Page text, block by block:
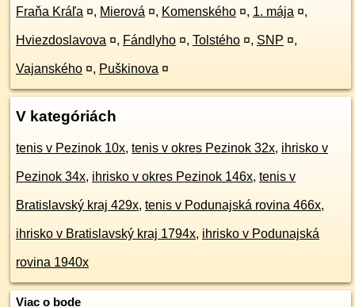
Fraňa Kráľa ¤, Mierová ¤, Komenského ¤, 1. mája ¤,
Hviezdoslavova ¤, Fándlyho ¤, Tolstého ¤, SNP ¤,
Vajanského ¤, Puškinova ¤
V kategóriách
tenis v Pezinok 10x, tenis v okres Pezinok 32x, ihrisko v
Pezinok 34x, ihrisko v okres Pezinok 146x, tenis v
Bratislavský kraj 429x, tenis v Podunajská rovina 466x,
ihrisko v Bratislavský kraj 1794x, ihrisko v Podunajská
rovina 1940x
Viac o bode